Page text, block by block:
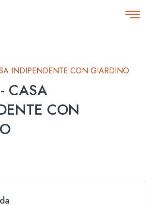
INDIPENDENTE CON GIARDINO
CASA
CON